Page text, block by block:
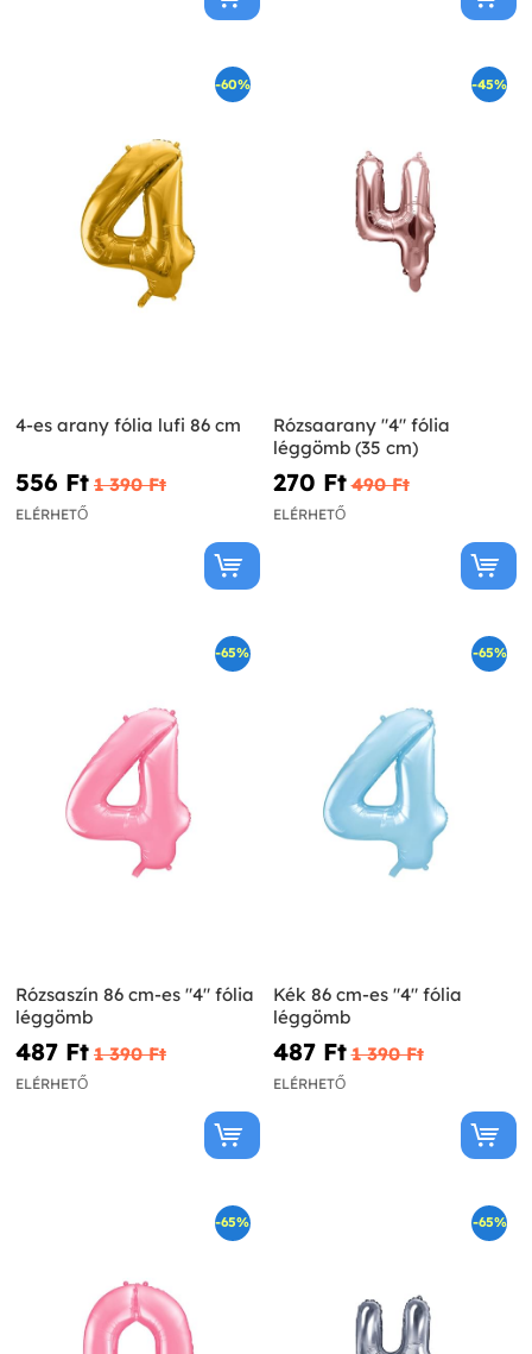
-60%
4-es arany fólia lufi 86 cm
556 Ft‎ 1 390 Ft‎
ELÉRHETŐ
-45%
Rózsaarany "4" fólia
léggömb (35 cm)
270 Ft‎ 490 Ft‎
ELÉRHETŐ
-65%
Rózsaszín 86 cm-es "4" fólia
léggömb
487 Ft‎ 1 390 Ft‎
ELÉRHETŐ
-65%
Kék 86 cm-es "4" fólia
léggömb
487 Ft‎ 1 390 Ft‎
ELÉRHETŐ
-65% -65%